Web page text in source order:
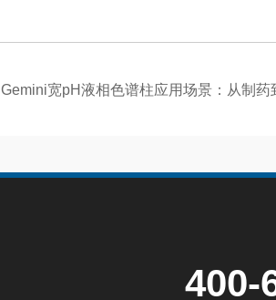
Gemini宽pH液相色谱柱应用场景：从制药
400-